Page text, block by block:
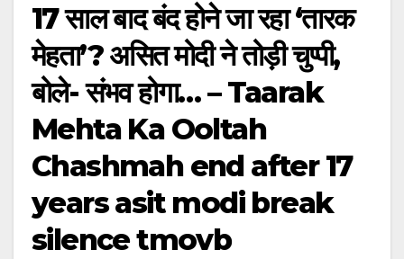
17 साल बाद बंद होने जा रहा ‘तारक
मेहता’? असित मोदी ने तोड़ी चुप्पी,
बोले- संभव होगा… – Taarak
Mehta Ka Ooltah
Chashmah end after 17
years asit modi break
silence tmovb